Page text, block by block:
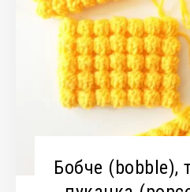
Бобче (bobble),